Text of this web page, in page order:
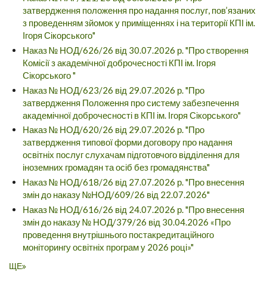
затвердження положення про надання послуг, пов’язаних
з проведенням зйомок у приміщеннях і на території КПІ ім.
Ігоря Сікорського"
Наказ № НОД/626/26 від 30.07.2026 р. "Про створення
Комісії з академічної доброчесності КПІ ім. Ігоря
Сікорського "
Наказ № НОД/623/26 від 29.07.2026 р. "Про
затвердження Положення про систему забезпечення
академічної доброчесності в КПІ ім. Ігоря Сікорського"
Наказ № НОД/620/26 від 29.07.2026 р. "Про
затвердження типової форми договору про надання
освітніх послуг слухачам підготовчого відділення для
іноземних громадян та осіб без громадянства"
Наказ № НОД/618/26 від 27.07.2026 р. "Про внесення
змін до наказу №НОД/609/26 від 22.07.2026"
Наказ № НОД/616/26 від 24.07.2026 р. "Про внесення
змін до наказу № НОД/379/26 від 30.04.2026 «Про
проведення внутрішнього постакредитаційного
моніторингу освітніх програм у 2026 році»"
ЩЕ